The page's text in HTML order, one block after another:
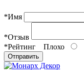
*Имя
*Отзыв
*Рейтинг Плохо
Отправить